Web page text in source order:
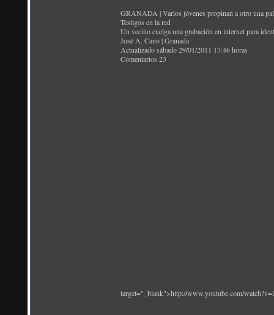
GRANADA | Varios jóvenes propinan a otro una
Testigos en la red
Un vecino cuelga una grabación en internet para
José A. Cano | Granada
Actualizado sábado 29/01/2011 17:46 horas
Comentarios 23
target="_blank">http://www.youtube.com/